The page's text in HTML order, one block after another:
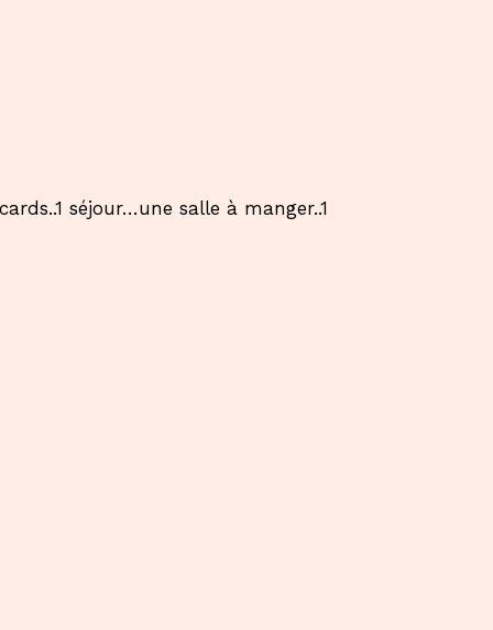
séjour…une salle à manger..1